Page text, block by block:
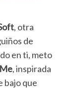
, otra
de
en ti, meto
, inspirada
bajo que